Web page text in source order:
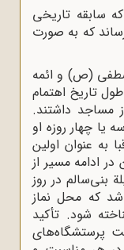
سابقه تاریخی
که به صورت
(ص) و ائمه
تاریخ اهتمام
مساجد داشتند.
یا چهار روزه او
به عنوان اولین
ادامه مسیر از
بنی‌سالم در روز
که محل نماز
شود. تأکید
پرستشگاه‌های